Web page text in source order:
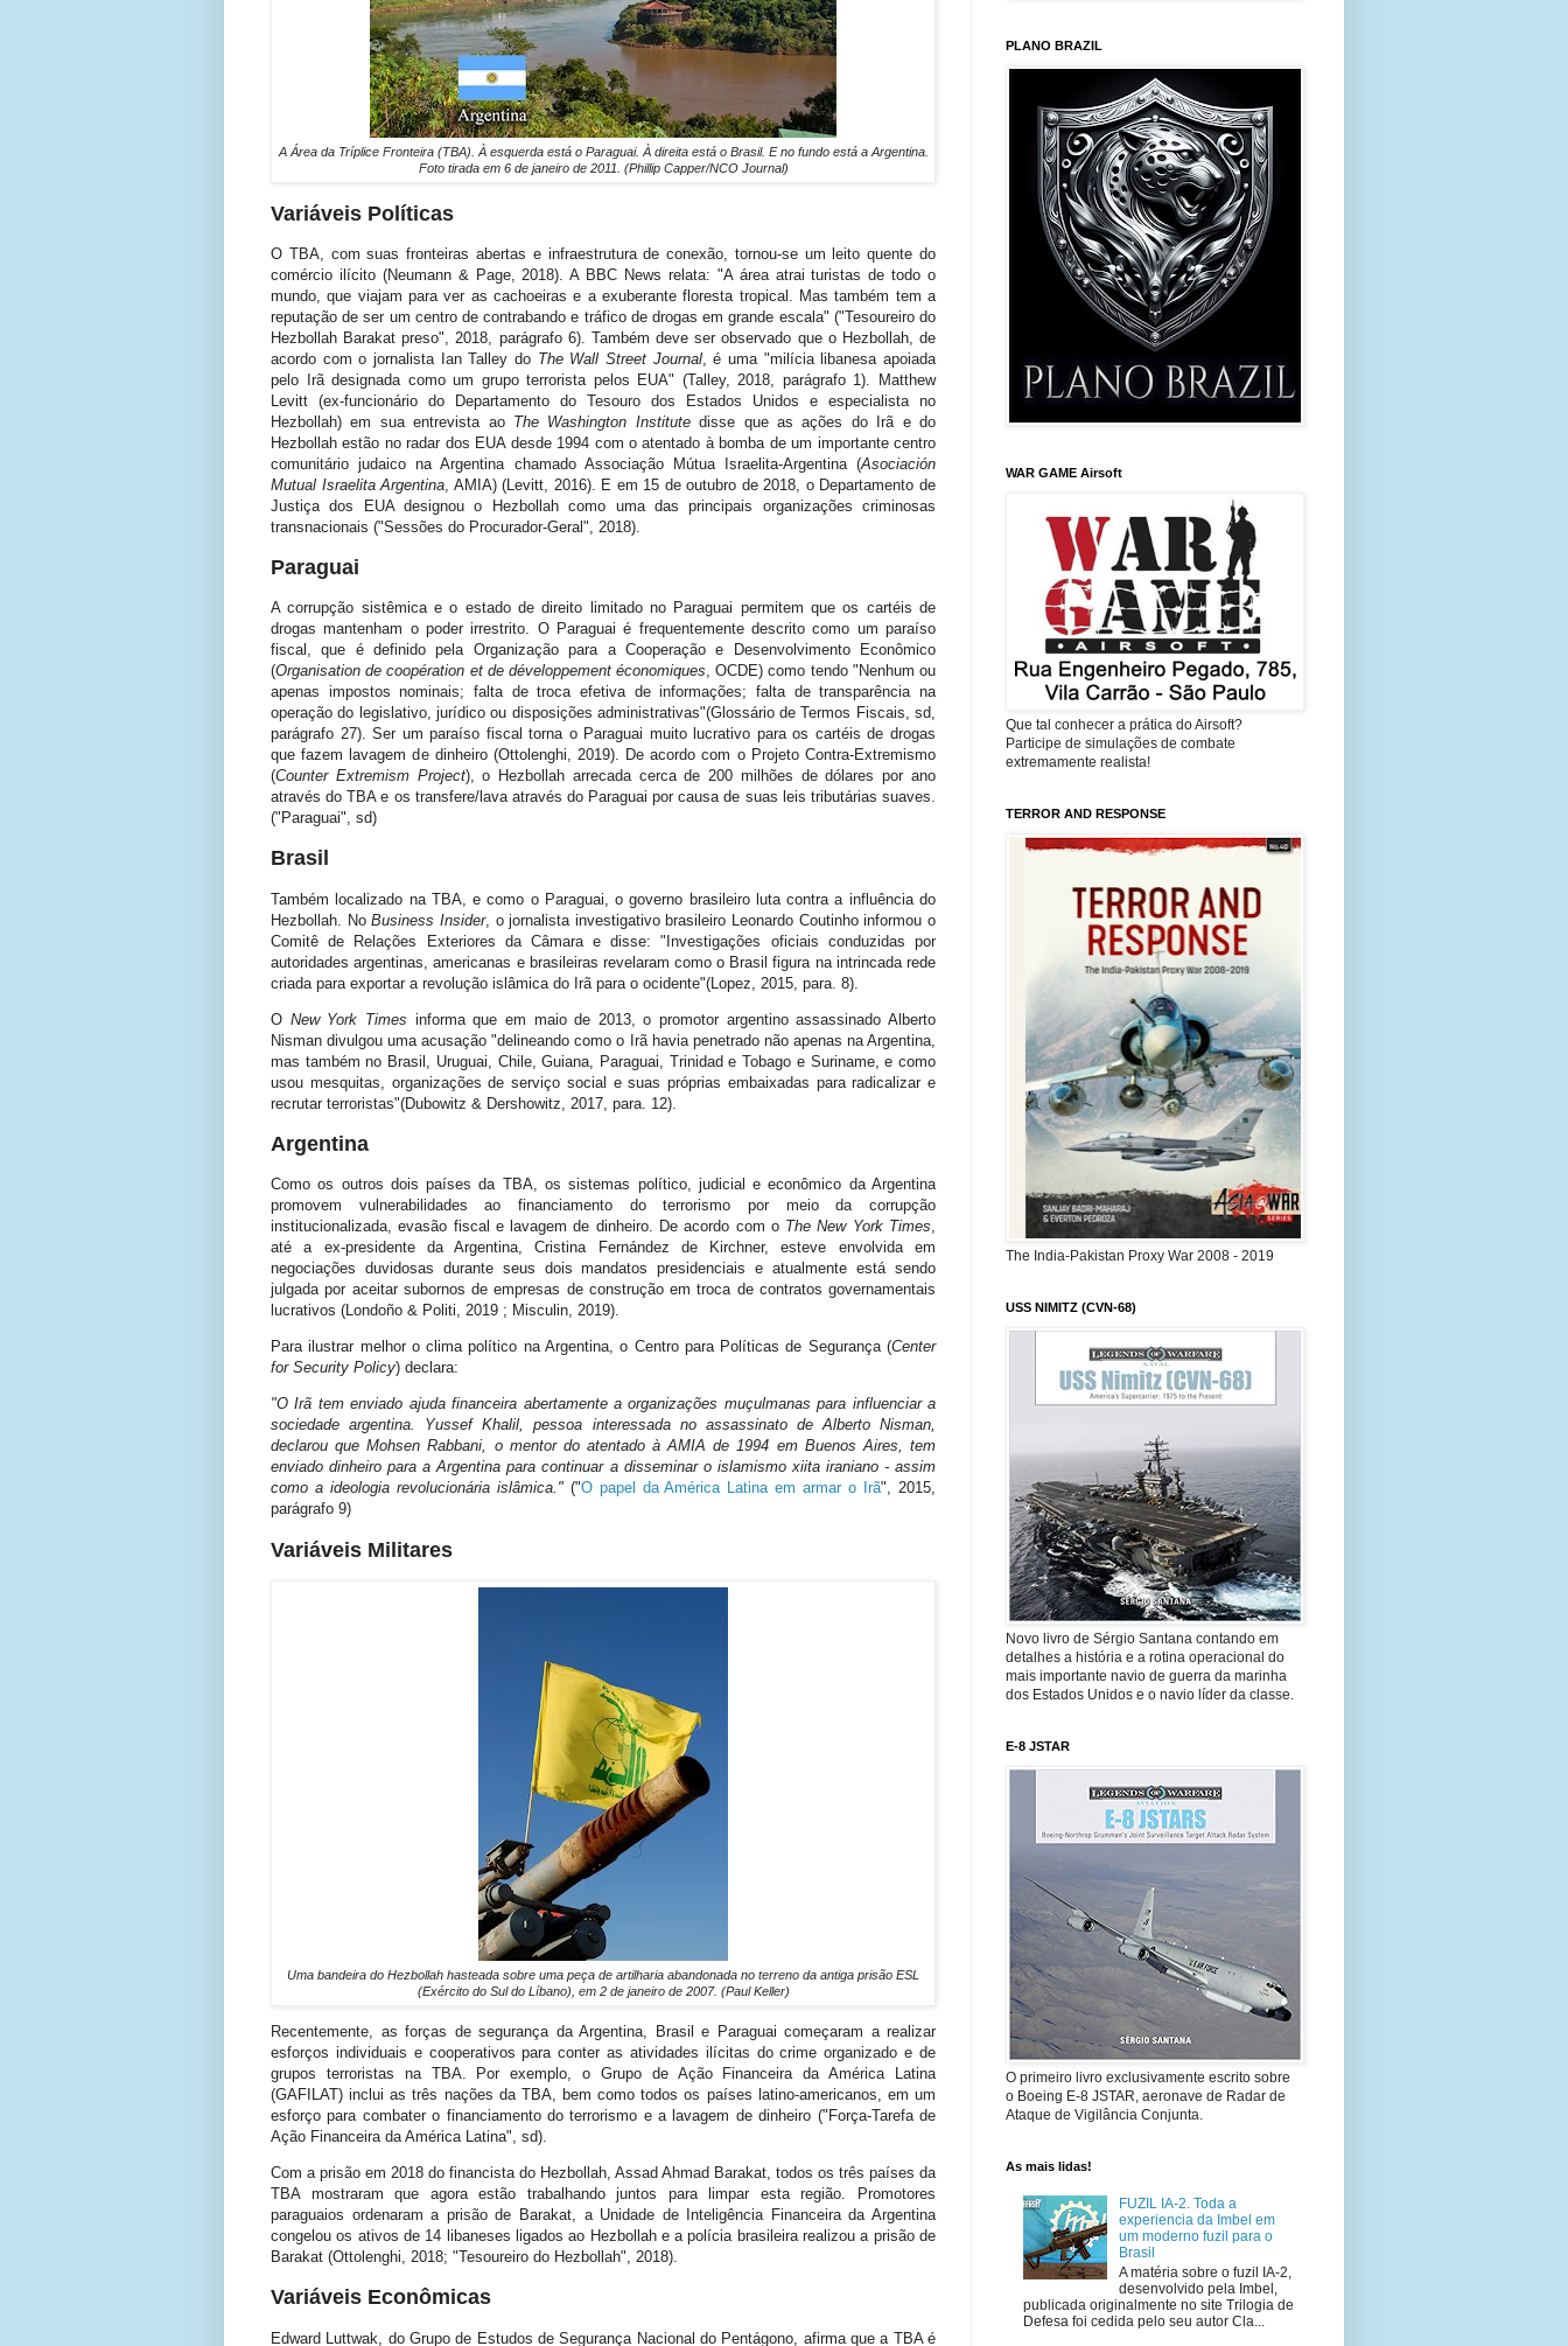
A Área da Tríplice Fronteira (TBA). À esquerda está o Paraguai. À direita está o Brasil. E no fundo está a Argentina.
Foto tirada em 6 de janeiro de 2011. (Phillip Capper/NCO Journal)
Variáveis Políticas
O TBA, com suas fronteiras abertas e infraestrutura de conexão, tornou-se um leito quente do
comércio ilícito (Neumann & Page, 2018). A BBC News relata: "A área atrai turistas de todo o
mundo, que viajam para ver as cachoeiras e a exuberante floresta tropical. Mas também tem a
reputação de ser um centro de contrabando e tráfico de drogas em grande escala" ("Tesoureiro do
Hezbollah Barakat preso", 2018, parágrafo 6). Também deve ser observado que o Hezbollah, de
acordo com o jornalista Ian Talley do The Wall Street Journal, é uma "milícia libanesa apoiada
pelo Irã designada como um grupo terrorista pelos EUA" (Talley, 2018, parágrafo 1). Matthew
Levitt (ex-funcionário do Departamento do Tesouro dos Estados Unidos e especialista no
Hezbollah) em sua entrevista ao The Washington Institutedisse que as ações do Irã e do
Hezbollah estão no radar dos EUA desde 1994 com o atentado à bomba de um importante centro
comunitário judaico na Argentina chamado Associação Mútua Israelita-Argentina (Asociación
Mutual Israelita Argentina , AMIA) (Levitt, 2016). E em 15 de outubro de 2018, o Departamento de
Justiça dos EUA designou o Hezbollah como uma das principais organizações criminosas
transnacionais ("Sessões do Procurador-Geral", 2018).
Paraguai
A corrupção sistêmica e o estado de direito limitado no Paraguai permitem que os cartéis de
drogas mantenham o poder irrestrito. O Paraguai é frequentemente descrito como um paraíso
fiscal, que é definido pela Organização para a Cooperação e Desenvolvimento Econômico
(Organisation de coopération et de développement économiques, OCDE) como tendo "Nenhum ou
apenas impostos nominais; falta de troca efetiva de informações; falta de transparência na
operação do legislativo, jurídico ou disposições administrativas"(Glossário de Termos Fiscais, sd,
parágrafo 27). Ser um paraíso fiscal torna o Paraguai muito lucrativo para os cartéis de drogas
que fazem lavagem de dinheiro (Ottolenghi, 2019). De acordo com o Projeto Contra-Extremismo
(Counter Extremism Project), o Hezbollah arrecada cerca de 200 milhões de dólares por ano
através do TBA e os transfere/lava através do Paraguai por causa de suas leis tributárias suaves.
("Paraguai", sd)
Brasil
Também localizado na TBA, e como o Paraguai, o governo brasileiro luta contra a influência do
Hezbollah. NoBusiness Insider, o jornalista investigativo brasileiro Leonardo Coutinho informou o
Comitê de Relações Exteriores da Câmara e disse: "Investigações oficiais conduzidas por
autoridades argentinas, americanas e brasileiras revelaram como o Brasil figura na intrincada rede
criada para exportar a revolução islâmica do Irã para o ocidente"(Lopez, 2015, para. 8).
O New York Times informa que em maio de 2013, o promotor argentino assassinado Alberto
Nisman divulgou uma acusação "delineando como o Irã havia penetrado não apenas na Argentina,
mas também no Brasil, Uruguai, Chile, Guiana, Paraguai, Trinidad e Tobago e Suriname, e como
usou mesquitas, organizações de serviço social e suas próprias embaixadas para radicalizar e
recrutar terroristas"(Dubowitz & Dershowitz, 2017, para. 12).
Argentina
Como os outros dois países da TBA, os sistemas político, judicial e econômico da Argentina
promovem vulnerabilidades ao financiamento do terrorismo por meio da corrupção
institucionalizada, evasão fiscal e lavagem de dinheiro. De acordo com o The New York Times,
até a ex-presidente da Argentina, Cristina Fernández de Kirchner, esteve envolvida em
negociações duvidosas durante seus dois mandatos presidenciais e atualmente está sendo
julgada por aceitar subornos de empresas de construção em troca de contratos governamentais
lucrativos (Londoño & Politi, 2019 ; Misculin, 2019).
Para ilustrar melhor o clima político na Argentina, o Centro para Políticas de Segurança (Center
for Security Policy) declara:
"O Irã tem enviado ajuda financeira abertamente a organizações muçulmanas para influenciar a
sociedade argentina. Yussef Khalil, pessoa interessada no assassinato de Alberto Nisman,
declarou que Mohsen Rabbani, o mentor do atentado à AMIA de 1994 em Buenos Aires, tem
enviado dinheiro para a Argentina para continuar a disseminar o islamismo xiita iraniano - assim
como a ideologia revolucionária islâmica."("O papel da América Latina em armar o Irã", 2015,
parágrafo 9)
Variáveis Militares
Uma bandeira do Hezbollah hasteada sobre uma peça de artilharia abandonada no terreno da antiga prisão ESL
(Exército do Sul do Líbano), em 2 de janeiro de 2007. (Paul Keller)
Recentemente, as forças de segurança da Argentina, Brasil e Paraguai começaram a realizar
esforços individuais e cooperativos para conter as atividades ilícitas do crime organizado e de
grupos terroristas na TBA. Por exemplo, o Grupo de Ação Financeira da América Latina
(GAFILAT) inclui as três nações da TBA, bem como todos os países latino-americanos, em um
esforço para combater o financiamento do terrorismo e a lavagem de dinheiro ("Força-Tarefa de
Ação Financeira da América Latina", sd).
Com a prisão em 2018 do financista do Hezbollah, Assad Ahmad Barakat, todos os três países da
TBA mostraram que agora estão trabalhando juntos para limpar esta região. Promotores
paraguaios ordenaram a prisão de Barakat, a Unidade de Inteligência Financeira da Argentina
congelou os ativos de 14 libaneses ligados ao Hezbollah e a polícia brasileira realizou a prisão de
Barakat (Ottolenghi, 2018; "Tesoureiro do Hezbollah", 2018).
Variáveis Econômicas
Edward Luttwak, do Grupo de Estudos de Segurança Nacional do Pentágono, afirma que a TBA é
PLANO BRAZIL
WAR GAME Airsoft
Que tal conhecer a prática do Airsoft?
Participe de simulações de combate
extremamente realista!
TERROR AND RESPONSE
The India-Pakistan Proxy War 2008 - 2019
USS NIMITZ (CVN-68)
Novo livro de Sérgio Santana contando em
detalhes a história e a rotina operacional do
mais importante navio de guerra da marinha
dos Estados Unidos e o navio líder da classe.
E-8 JSTAR
O primeiro livro exclusivamente escrito sobre
o Boeing E-8 JSTAR, aeronave de Radar de
Ataque de Vigilância Conjunta.
As mais lidas!
FUZIL IA-2. Toda a
experiencia da Imbel em
um moderno fuzil para o
Brasil
A matéria sobre o fuzil IA-2,
desenvolvido pela Imbel,
publicada originalmente no site Trilogia de
Defesa foi cedida pelo seu autor Cla...